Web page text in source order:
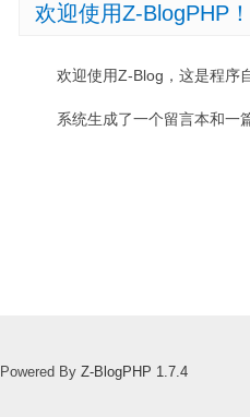
欢迎使用Z-BlogPHP！
欢迎使用Z-Blog，这是程序
系统生成了一个留言本和一
Powered By Z-BlogPHP 1.7.4